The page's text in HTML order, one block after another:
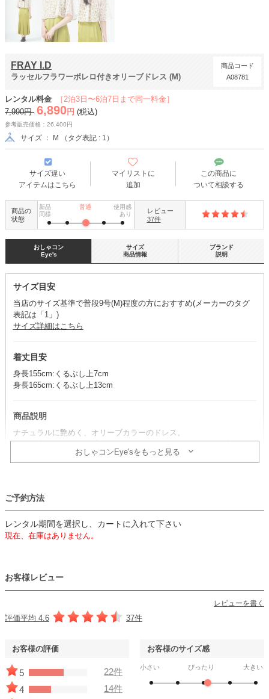
FRAY I.D
ラッセルフラワーボレロ付きオリーブドレス (M)
商品コード
A08781
［2泊3日〜6泊7日まで同一料金］
レンタル料金
7,990円 6,890 円 (税込)
参考販売価格：26,400円
サイズ ： M （タグ表記 : 1）
サイズ違い
アイテムはこちら
マイリストに
追加
この商品に
ついて相談する
商品の
状態
新品
同様
普通
使用感
あり
レビュー
37件
おしゃコン
Eye's
サイズ目安
当店のサイズ基準で普段9号(M)程度の方におすすめ(メーカーのタグ
表記は「1」)
サイズ詳細はこちら
着丈目安
身長155cm:くるぶし上7cm
身長165cm:くるぶし上13cm
商品説明
ナチュラルに艶めく、オリーブカラーのドレス。
サテン生地がグレード感を漂わせ、しなやかな女性らしさを演出する
おしゃコンEye'sをもっと見る
黒の小物でメリハリを加えると、大人っぽいコーデが完成。
られます。
透け感があるので、肩紐のないインナーを着用すると安心です。
生地
結婚式、二次会、謝恩会、成人式、同窓会、パーティー、女子会など
サイズ
商品情報
ブランド
説明
ご予約方法
レンタル期間を選択し、カートに入れて下さい
現在、在庫はありません。
お客様レビュー
レビューを書く
評価平均 4.6 37件
お客様の評価
5
22件
4
14件
お客様のサイズ感
小さい ぴったり 大きい